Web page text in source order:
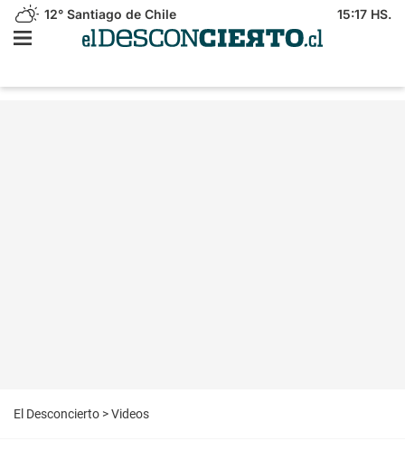
12° Santiago de Chile 15:17 HS.
El Desconcierto >Videos